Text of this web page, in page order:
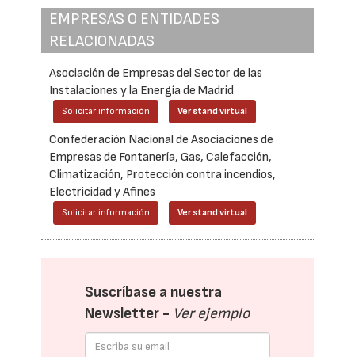
EMPRESAS O ENTIDADES
RELACIONADAS
Asociación de Empresas del Sector de las
Instalaciones y la Energía de Madrid
Solicitar información Ver stand virtual
Confederación Nacional de Asociaciones de
Empresas de Fontanería, Gas, Calefacción,
Climatización, Protección contra incendios,
Electricidad y Afines
Solicitar información Ver stand virtual
Suscríbase a nuestra
Newsletter - Ver ejemplo